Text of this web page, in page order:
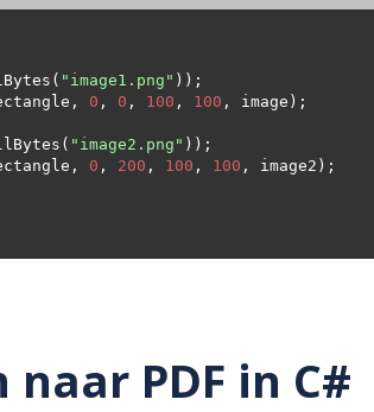
"image1.png"
0 , 0 , 100 , 100
"image2.png"
0 , 200 , 100 , 100
PDF in C#